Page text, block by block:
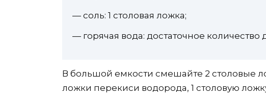
— соль: 1 столовая ложка;
— горячая вода: достаточное количество
В большой емкости смешайте 2 столовые
ложки перекиси водорода, 1 столовую